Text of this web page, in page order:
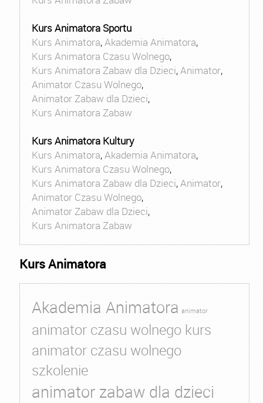
Kurs Animatora Sportu
Kurs Animatora,Akademia Animatora,
Kurs Animatora Czasu Wolnego,
Kurs Animatora Zabaw dla Dzieci,Animator,
Animator Czasu Wolnego,
Animator Zabaw dla Dzieci,
Kurs Animatora Zabaw
Kurs Animatora Kultury
Kurs Animatora,Akademia Animatora,
Kurs Animatora Czasu Wolnego,
Kurs Animatora Zabaw dla Dzieci,Animator,
Animator Czasu Wolnego,
Animator Zabaw dla Dzieci,
Kurs Animatora Zabaw
Kurs Animatora
Akademia Animatora animator
animator czasu wolnego kurs
animator czasu wolnego
szkolenie
animator zabaw dla dzieci